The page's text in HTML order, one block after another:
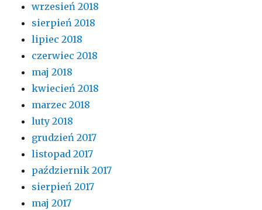
wrzesień 2018
sierpień 2018
lipiec 2018
czerwiec 2018
maj 2018
kwiecień 2018
marzec 2018
luty 2018
grudzień 2017
listopad 2017
październik 2017
sierpień 2017
maj 2017